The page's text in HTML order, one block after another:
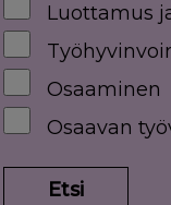
Luottamus
Osaaminen
Osaavan
Etsi